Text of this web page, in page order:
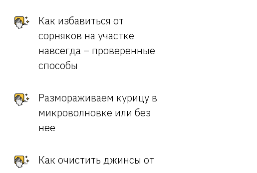
Как избавиться от
сорняков на участке
навсегда – проверенные
способы
Размораживаем курицу в
микроволновке или без
нее
Как очистить джинсы от